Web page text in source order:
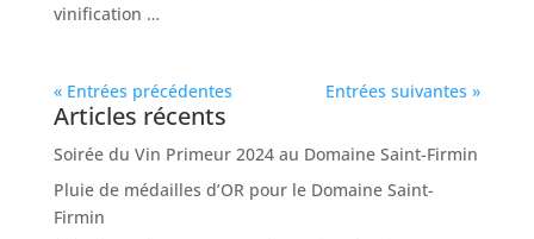
vinification …
« Entrées précédentes Entrées suivantes »
Articles récents
Soirée du Vin Primeur 2024 au Domaine Saint-Firmin
Pluie de médailles d’OR pour le Domaine Saint-
Firmin